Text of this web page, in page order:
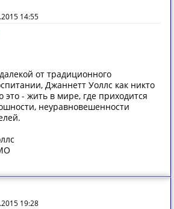
14:55
от традиционного
Джаннетт Уоллс как никто
это - жить в мире, где приходится
неуравновешенности
19:28